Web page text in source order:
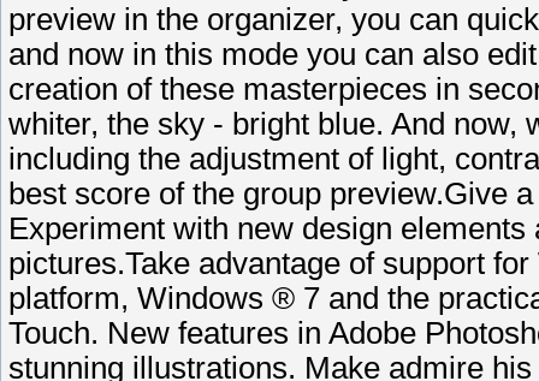
preview in the organizer, you can
and now in this mode you can also
creation of these masterpieces in
whiter, the sky - bright blue. And now,
including the adjustment of light,
best score of the group preview.Give
Experiment with new design
pictures.Take advantage of support
platform, Windows ® 7 and the
Touch. New features in Adobe
stunning illustrations. Make admire